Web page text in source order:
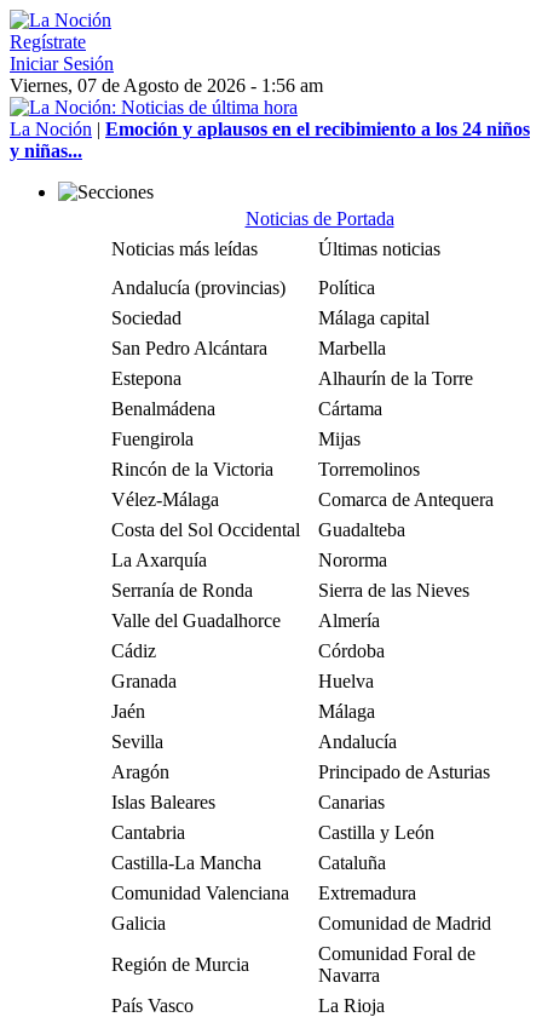
Regístrate
Iniciar Sesión
Viernes, 07 de Agosto de 2026 - 1:56 am
La Noción | Emoción y aplausos en el recibimiento a los 24 niños
y niñas...
Noticias de Portada
Noticias más leídas
Últimas noticias
Andalucía (provincias)
Política
Sociedad
Málaga capital
San Pedro Alcántara
Marbella
Estepona
Alhaurín de la Torre
Benalmádena
Cártama
Fuengirola
Mijas
Rincón de la Victoria
Torremolinos
Vélez-Málaga
Comarca de Antequera
Costa del Sol Occidental
Guadalteba
La Axarquía
Nororma
Serranía de Ronda
Sierra de las Nieves
Valle del Guadalhorce
Almería
Cádiz
Córdoba
Granada
Huelva
Jaén
Málaga
Sevilla
Andalucía
Aragón
Principado de Asturias
Islas Baleares
Canarias
Cantabria
Castilla y León
Castilla-La Mancha
Cataluña
Comunidad Valenciana
Extremadura
Galicia
Comunidad de Madrid
Región de Murcia
Comunidad Foral de
Navarra
País Vasco
La Rioja